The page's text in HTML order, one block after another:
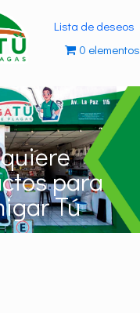
Lista de deseos
0 elementos
para
Tú